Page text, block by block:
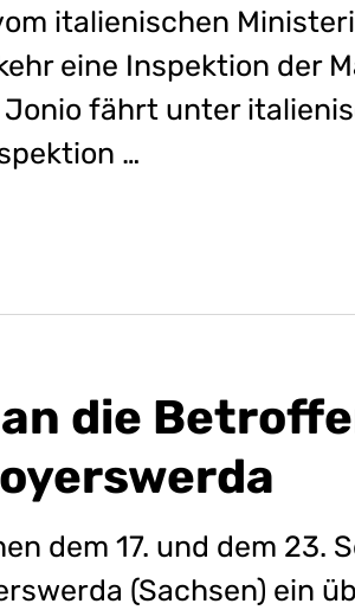
italienischen
eine Inspektion der
fährt unter
…
die
dem 17. und dem 23.
(Sachsen) ein